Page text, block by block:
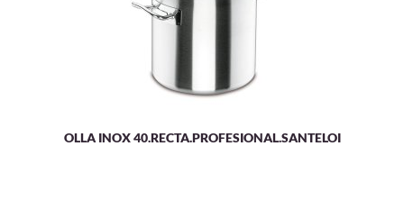
OLLA INOX 40.RECTA.PROFESIONAL.SANTELOI